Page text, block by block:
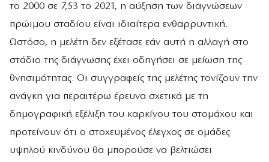
το 2000 σε 7,53 το 2021, η αύξηση των διαγνώσεων
πρώιμου σταδίου είναι ιδιαίτερα ενθαρρυντική.
Ωστόσο, η μελέτη δεν εξέτασε εάν αυτή η αλλαγή στο
στάδιο της διάγνωσης έχει οδηγήσει σε μείωση της
θνησιμότητας. Οι συγγραφείς της μελέτης τονίζουν την
ανάγκη για περαιτέρω έρευνα σχετικά με τη
δημογραφική εξέλιξη του καρκίνου του στομάχου και
προτείνουν ότι ο στοχευμένος έλεγχος σε ομάδες
υψηλού κινδύνου θα μπορούσε να βελτιώσει